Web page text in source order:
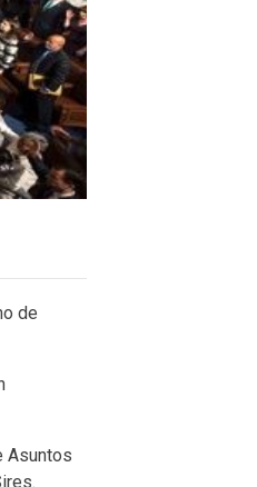
de
Asuntos